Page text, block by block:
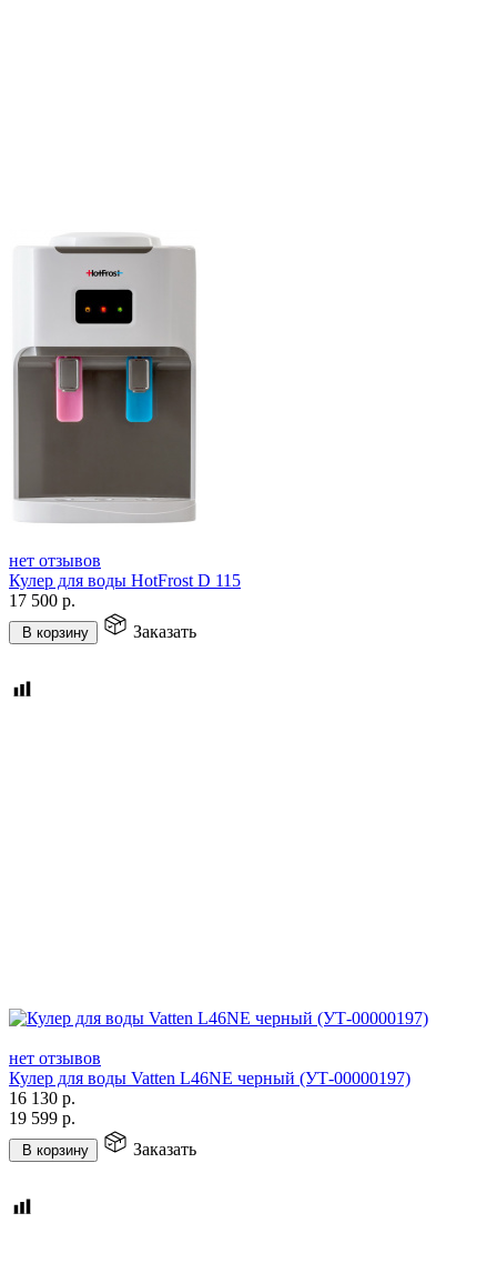
нет отзывов
Кулер для воды HotFrost D 115
17 500 р.
В корзину Заказать
нет отзывов
Кулер для воды Vatten L46NE черный (УТ-00000197)
16 130 р.
19 599 р.
В корзину Заказать